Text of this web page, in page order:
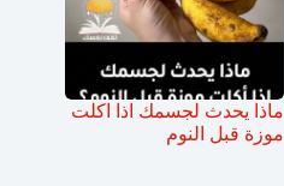
ماذا يحدث لجسمك اذا اكلت
موزة قبل النوم